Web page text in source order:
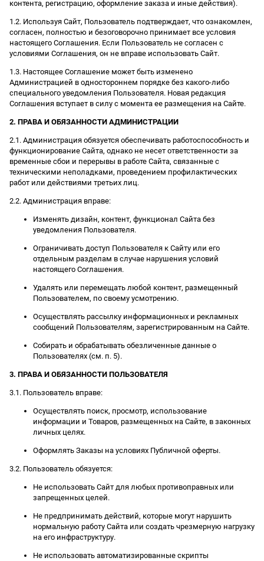
контента, регистрацию, оформление заказа и иные действия).
1.2. Используя Сайт, Пользователь подтверждает, что ознакомлен,
согласен, полностью и безоговорочно принимает все условия
настоящего Соглашения. Если Пользователь не согласен с
условиями Соглашения, он не вправе использовать Сайт.
1.3. Настоящее Соглашение может быть изменено
Администрацией в одностороннем порядке без какого-либо
специального уведомления Пользователя. Новая редакция
Соглашения вступает в силу с момента ее размещения на Сайте.
2. ПРАВА И ОБЯЗАННОСТИ АДМИНИСТРАЦИИ
2.1. Администрация обязуется обеспечивать работоспособность и
функционирование Сайта, однако не несет ответственности за
временные сбои и перерывы в работе Сайта, связанные с
техническими неполадками, проведением профилактических
работ или действиями третьих лиц.
2.2. Администрация вправе:
Изменять дизайн, контент, функционал Сайта без
уведомления Пользователя.
Ограничивать доступ Пользователя к Сайту или его
отдельным разделам в случае нарушения условий
настоящего Соглашения.
Удалять или перемещать любой контент, размещенный
Пользователем, по своему усмотрению.
Осуществлять рассылку информационных и рекламных
сообщений Пользователям, зарегистрированным на Сайте.
Собирать и обрабатывать обезличенные данные о
Пользователях (см. п. 5).
3. ПРАВА И ОБЯЗАННОСТИ ПОЛЬЗОВАТЕЛЯ
3.1. Пользователь вправе:
Осуществлять поиск, просмотр, использование
информации и Товаров, размещенных на Сайте, в законных
личных целях.
Оформлять Заказы на условиях Публичной оферты.
3.2. Пользователь обязуется:
Не использовать Сайт для любых противоправных или
запрещенных целей.
Не предпринимать действий, которые могут нарушить
нормальную работу Сайта или создать чрезмерную нагрузку
на его инфраструктуру.
Не использовать автоматизированные скрипты